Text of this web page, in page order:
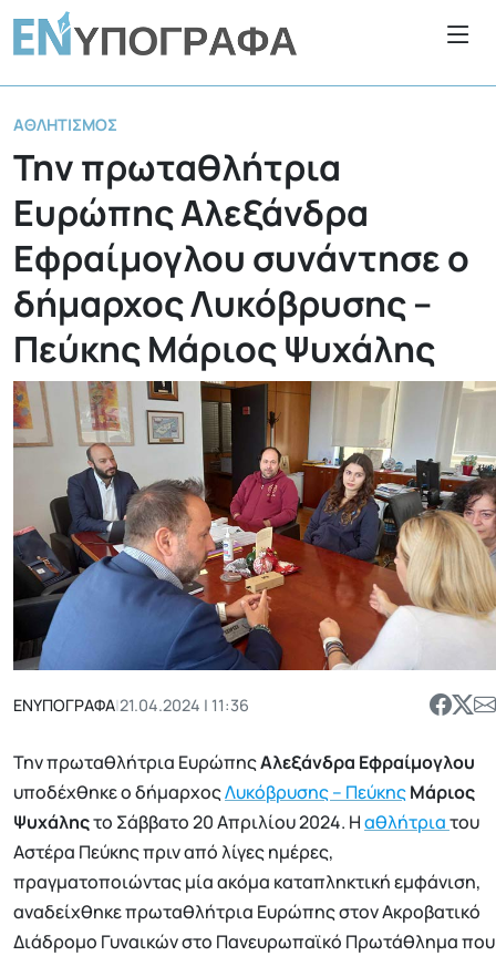
ΑΘΛΗΤΙΣΜΌΣ
Την πρωταθλήτρια
Ευρώπης Αλεξάνδρα
Εφραίμογλου συνάντησε ο
δήμαρχος Λυκόβρυσης –
Πεύκης Μάριος Ψυχάλης
ΕΝΥΠΟΓΡΑΦΑ|21.04.2024 | 11:36
Την πρωταθλήτρια ΕυρώπηςΑλεξάνδρα Εφραίμογλου
υποδέχθηκε ο δήμαρχοςΛυκόβρυσης – ΠεύκηςΜάριος
Ψυχάληςτο Σάββατο 20 Απριλίου 2024. Ηαθλήτριατου
Αστέρα Πεύκης πριν από λίγες ημέρες,
πραγματοποιώντας μία ακόμα καταπληκτική εμφάνιση,
αναδείχθηκε πρωταθλήτρια Ευρώπης στον Ακροβατικό
Διάδρομο Γυναικών στο Πανευρωπαϊκό Πρωτάθλημα που